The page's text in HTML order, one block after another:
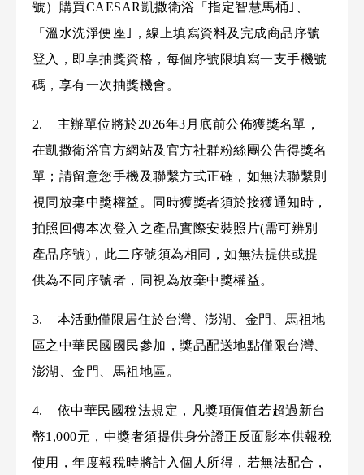
號）購買CAESAR凱撒衛浴「指定智慧馬桶｣、
「溫水洗淨便座｣，線上填寫資料及完成商品序號
登入，即享抽獎資格，每個序號限填寫一支手機號
碼，享有一次抽獎機會。
2. 主辦單位將於2026年3月底前公佈獲獎名單，
在凱撒衛浴官方網站及官方社群粉絲團公告得獎名
單；請留意您手機及聯繫方式正確，如無法聯繫則
視同放棄中獎權益。同時獲獎者須於接獲通知時，
拍照回傳本次登入之產品實際安裝照片(需可辨別
產品序號)，此二序號須為相同，如無法提供或提
供為不同序號者，同視為放棄中獎權益。
3. 本活動僅限居住於台灣、澎湖、金門、馬祖地
區之中華民國國民參加，獎品配送地點僅限台灣、
澎湖、金門、馬祖地區。
4. 依中華民國稅法規定，凡獎項價值若超過新台
幣1,000元，中獎者須提供身分證正反面影本供報稅
使用，年度報稅時將計入個人所得，若無法配合，